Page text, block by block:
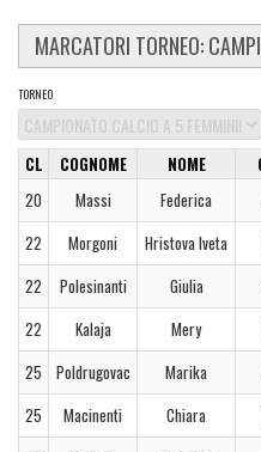
MARCATORI TORNEO:
TORNEO
CL COGNOME NOME
20
Massi Federica
22
Morgoni Hristova Iveta
22
Polesinanti Giulia
22
Kalaja Mery
25
Poldrugovac Marika
25
Macinenti Chiara